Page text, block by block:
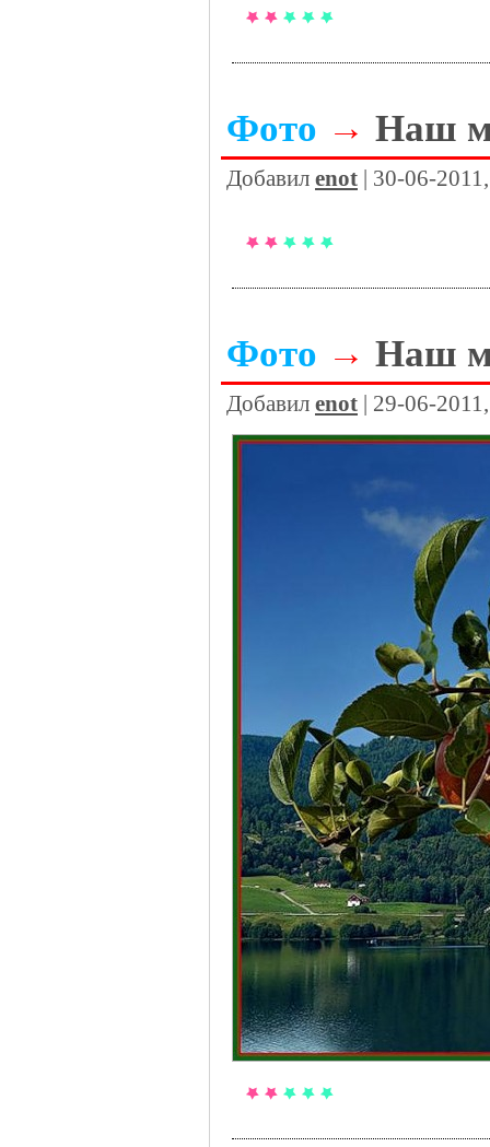
Фото → Наш
Добавил enot | 30-06-
Фото → Наш
Добавил enot | 29-06-